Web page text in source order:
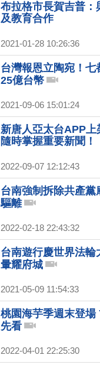
布拉格市長賀吉普：
及教育合作
2021-01-28 10:26:36
台灣報恩立陶宛！七
25億台幣
2021-09-06 15:01:24
新唐人亞太台APP上
隨時掌握重要新聞！
2022-09-07 12:12:43
台南強制拆除共產黨
驅離
2022-02-18 22:43:32
台南遊行慶世界法輪
暈耀府城
2021-05-09 11:54:33
桃園海芋季週末登場
先看
2022-04-01 22:25:30